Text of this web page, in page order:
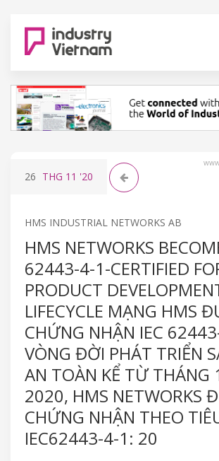
26 THG 11 '20
HMS INDUSTRIAL NETWORKS AB
HMS NETWORKS
62443-4-1-CERTIFIED
PRODUCT
LIFECYCLE MẠNG HMS
CHỨNG NHẬN IEC
VÒNG ĐỜI PHÁT TRIỂN
AN TOÀN KỂ TỪ THÁNG
2020, HMS NETWORKS
CHỨNG NHẬN THEO
IEC62443-4-1: 20